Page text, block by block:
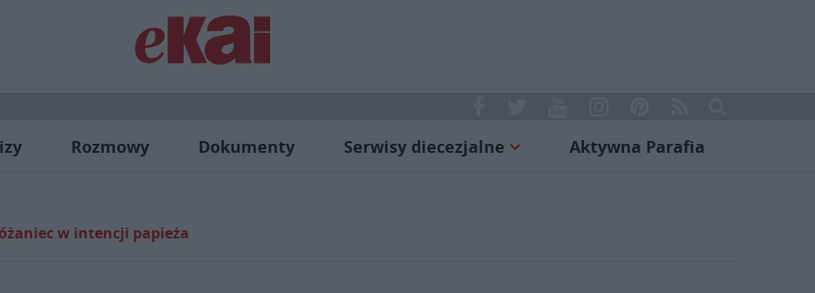
Rozmowy Dokumenty Serwisy diecezjalne Aktywna Parafia
w intencji papieża